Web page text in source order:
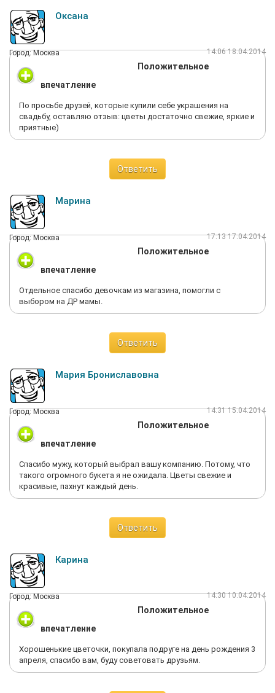
Оксана
Город: Москва 14:06 18.04.2014
Положительное
впечатление
По просьбе друзей, которые купили себе украшения на
свадьбу, оставляю отзыв: цветы достаточно свежие, яркие и
приятные)
Ответить
Марина
Город: Москва 17:13 17.04.2014
Положительное
впечатление
Отдельное спасибо девочкам из магазина, помогли с
выбором на ДР мамы.
Ответить
Мария Брониславовна
Город: Москва 14:31 15.04.2014
Положительное
впечатление
Спасибо мужу, который выбрал вашу компанию. Потому, что
такого огромного букета я не ожидала. Цветы свежие и
красивые, пахнут каждый день.
Ответить
Карина
Город: Москва 14:30 10.04.2014
Положительное
впечатление
Хорошенькие цветочки, покупала подруге на день рождения 3
апреля, спасибо вам, буду советовать друзьям.